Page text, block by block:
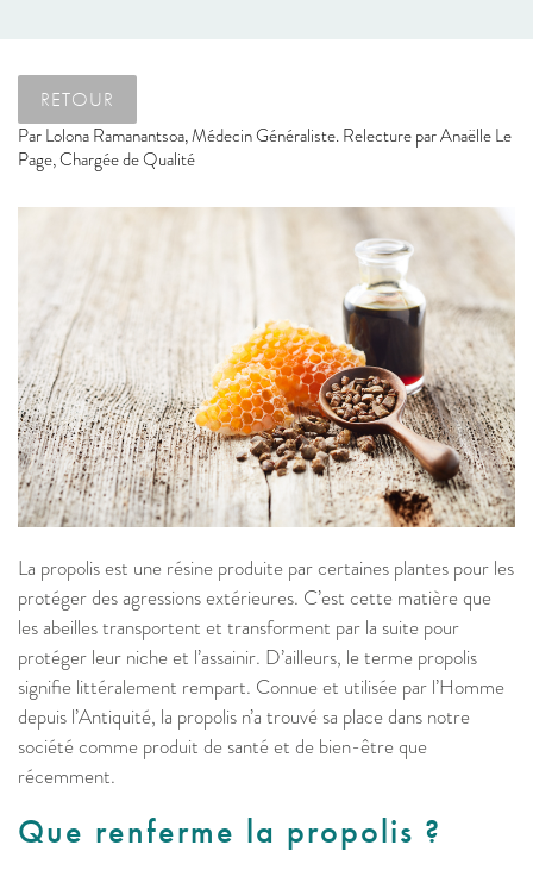
RETOUR
ParLolona Ramanantsoa, Médecin Généraliste. Relecture par Anaëlle Le
Page, Chargée de Qualité
La propolis est une résine produite par certaines plantes pour les
protéger des agressions extérieures. C’est cette matière que
les abeilles transportent et transforment par la suite pour
protéger leur niche et l’assainir. D’ailleurs, le terme propolis
signifie littéralement rempart. Connue et utilisée par l’Homme
depuis l’Antiquité, la propolis n’a trouvé sa place dans notre
société comme produit de santé et de bien-être que
récemment.
Que renferme la propolis ?